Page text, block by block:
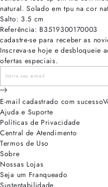
natural. Solado em tpu na cor
Salto: 3.5 cm
Referência: B3519300170003
cadastre-se para receber as
Inscreva-se hoje e desbloqueie
ofertas especiais.
E-mail cadastrado com sucesso
Ajuda e Suporte
Políticas de Privacidade
Central de Atendimento
Termos de Uso
Sobre
Nossas Lojas
Seja um Franqueado
Sustentabilidade